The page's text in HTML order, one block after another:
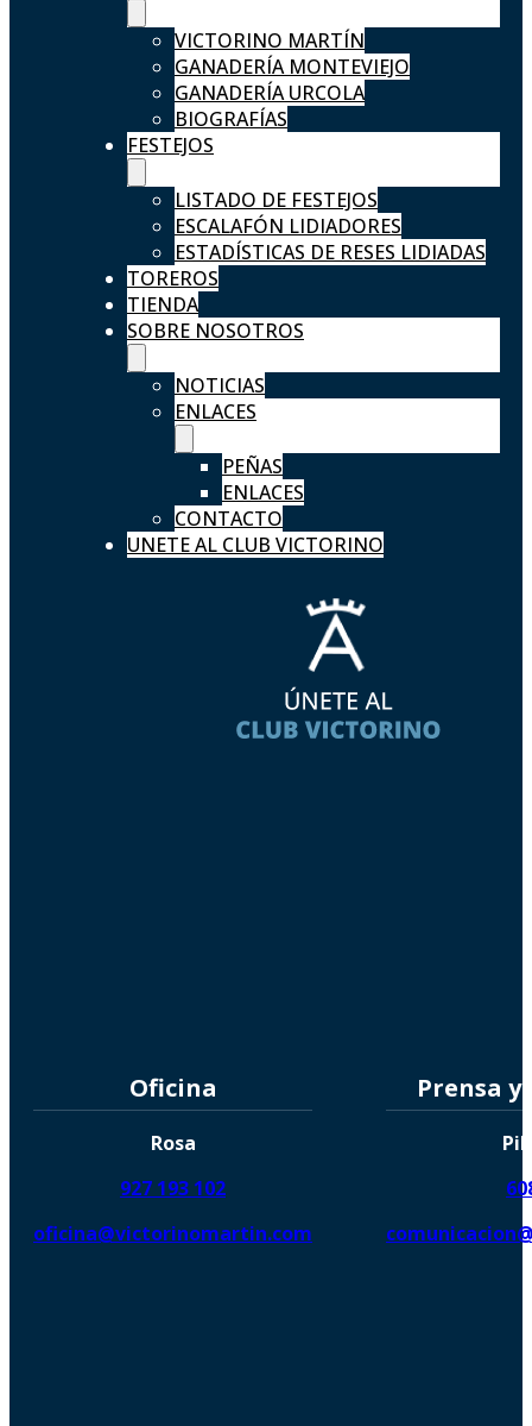
VICTORINO MARTÍN
GANADERÍA MONTEVIEJO
GANADERÍA URCOLA
BIOGRAFÍAS
FESTEJOS
LISTADO DE FESTEJOS
ESCALAFÓN LIDIADORES
ESTADÍSTICAS DE RESES LIDIADAS
TOREROS
TIENDA
SOBRE NOSOTROS
NOTICIAS
ENLACES
PEÑAS
ENLACES
CONTACTO
UNETE AL CLUB VICTORINO
Oficina
Rosa
927 193 102
oficina@victorinomartin.com
Prensa